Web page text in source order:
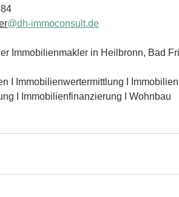
@dh-immoconsult.de
Immobilienmakler in Heilbronn, Bad
I Immobilienwertermittlung I
I Immobilienfinanzierung I Wohnbau